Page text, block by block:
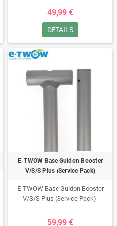
49,99 €
DÉTAILS
E-TWOW Base Guidon Booster
V/S/S Plus (Service Pack)
E-TWOW Base Guidon Booster
V/S/S Plus (Service Pack)
59,99 €